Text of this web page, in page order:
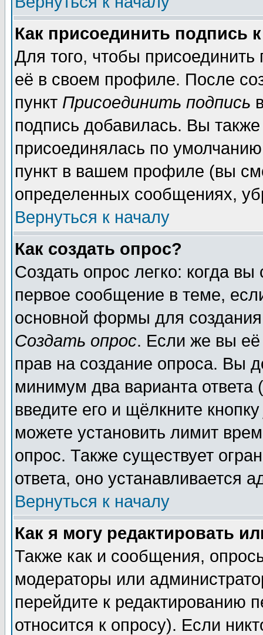
Как присоединить подпись
Для того, чтобы
её в своем профиле. После
пункт Присоединить подпись
подпись добавилась. Вы
присоединялась по
пункт в вашем профиле (вы
определенных сообщениях,
Вернуться к началу
Как создать опрос?
Создать опрос легко: когда
первое сообщение в теме,
основной формы для
Создать опрос. Если же вы её
прав на создание опроса. Вы
минимум два варианта ответа
введите его и щёлкните
можете установить лимит
опрос. Также существует
ответа, оно устанавливается
Вернуться к началу
Как я могу редактировать
Также как и сообщения,
модераторы или
перейдите к редактированию
относится к опросу). Если